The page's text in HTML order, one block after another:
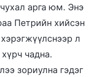
арга юм. Энэ
Петрийн хийсэн
л
чадна.
зориулна гэдэг